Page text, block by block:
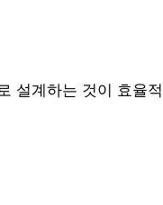
설계하는 것이 효율적